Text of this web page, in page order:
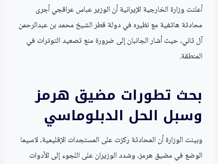
أعلنت وزارة الخارجية الإيرانية أن الوزير عباس عراقجي أجرى
محادثة هاتفية مع نظيره في دولة قطر الشيخ محمد بن عبدالرحمن
آل ثاني، حيث أشار الجانبان إلى ضرورة منع تصعيد التوترات في
المنطقة.
بحث تطورات مضيق هرمز
وسبل الحل الدبلوماسي
وبينت الوزارة أن المحادثة ركزت على المستجدات الإقليمية، لاسيما
الوضع في مضيق هرمز، وشدد الوزيران على اللجوء إلى الأدوات